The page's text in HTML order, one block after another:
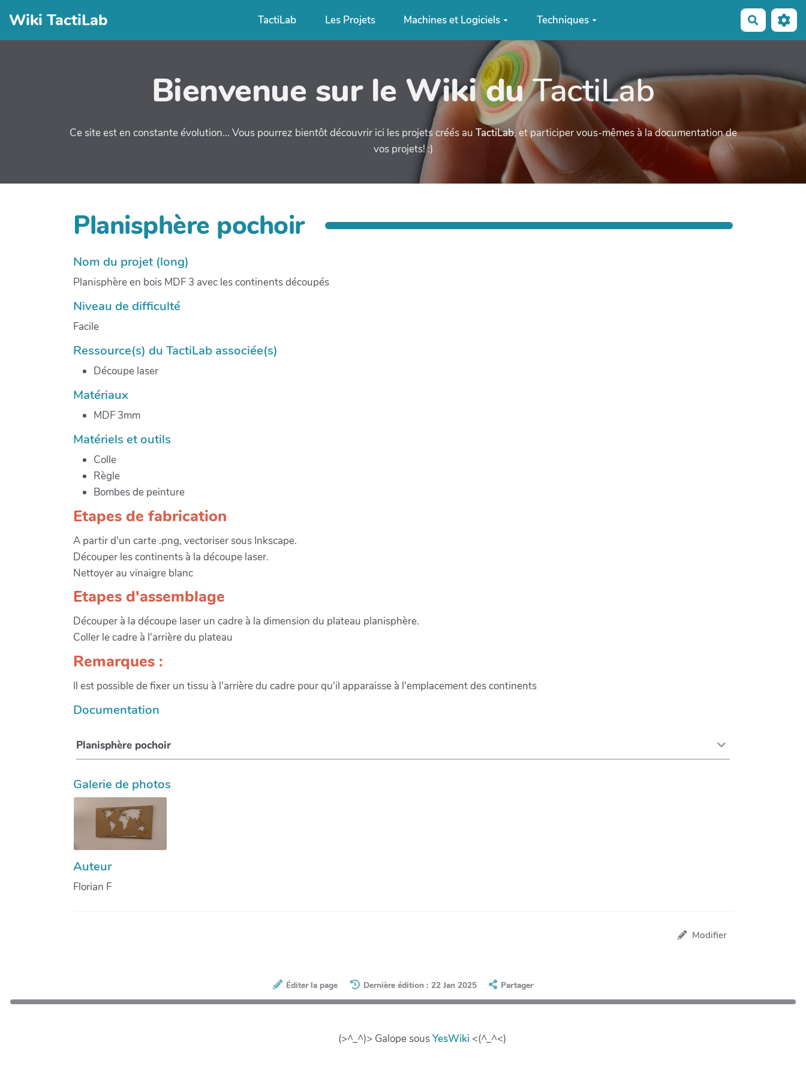
Wiki TactiLab TactiLab Les Projets Machines et Logiciels Techniques
Bienvenue sur le Wiki duTactiLab
Ce site est en constante évolution... Vous pourrez bientôt découvrir ici les projets créés au TactiLab, et participer vous-mêmes à la documentation de
vos projets! :)
Planisphère pochoir
Nom du projet (long)
Planisphère en bois MDF 3 avec les continents découpés
Niveau de difficulté
Facile
Ressource(s) du TactiLab associée(s)
Découpe laser
Matériaux
MDF 3mm
Matériels et outils
Colle
Règle
Bombes de peinture
Etapes de fabrication
A partir d'un carte .png, vectoriser sous Inkscape.
Découper les continents à la découpe laser.
Nettoyer au vinaigre blanc
Etapes d'assemblage
Découper à la découpe laser un cadre à la dimension du plateau planisphère.
Coller le cadre à l'arrière du plateau
Remarques :
Il est possible de fixer un tissu à l'arrière du cadre pour qu'il apparaisse à l'emplacement des continents
Documentation
Planisphère pochoir
Galerie de photos
Auteur
Florian F
Modifier
Éditer la page Dernière édition : 22 Jan 2025 Partager
(>^_^)> Galope sousYesWiki <(^_^<)